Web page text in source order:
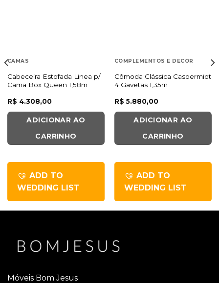
CAMAS
Cabeceira Estofada Linea p/
Cama Box Queen 1,58m
R$ 4.308,00
ADICIONAR AO
CARRINHO
ADD TO
WEDDING LIST
COMPLEMENTOS E DECOR
Cômoda Clássica Caspermidt
4 Gavetas 1,35m
R$ 5.880,00
ADICIONAR AO
CARRINHO
ADD TO
WEDDING LIST
Móveis Bom Jesus